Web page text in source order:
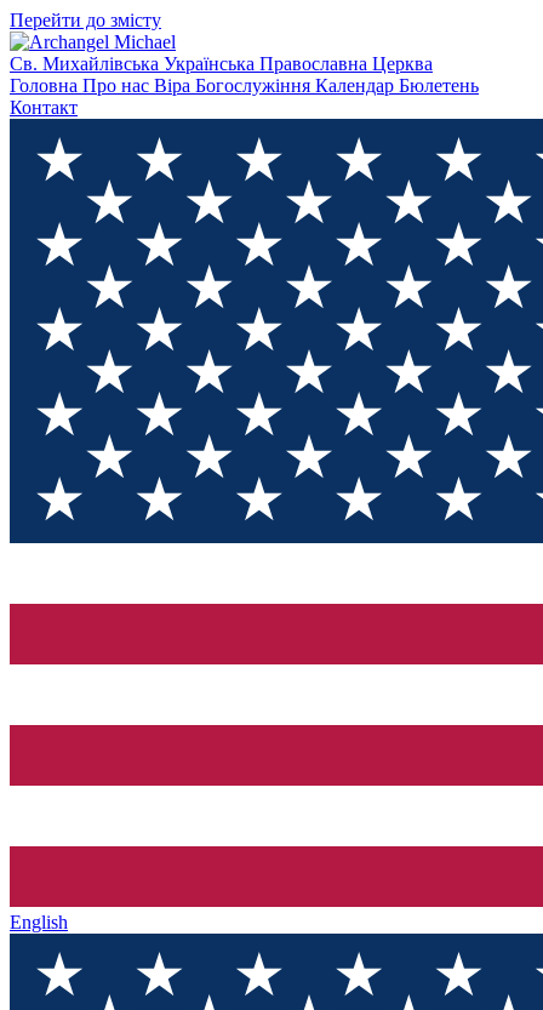
Перейти до змісту
Св. Михайлівська Українська Православна Церква
Головна Про нас Віра Богослужіння Календар Бюлетень
Контакт
English